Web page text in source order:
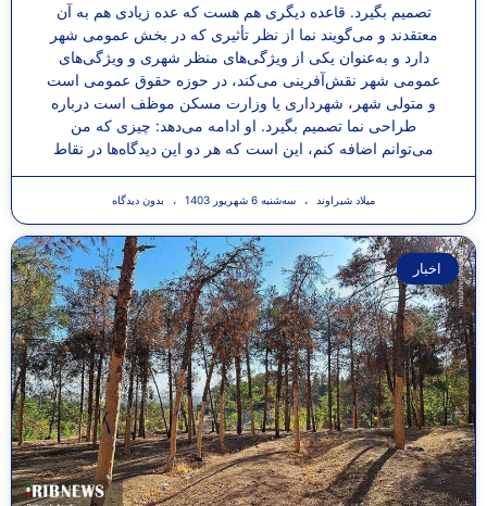
تصمیم بگیرد. قاعده دیگری هم هست که عده زیادی هم به آن
معتقدند و می‌گویند نما از نظر تأثیری که در بخش عمومی شهر
دارد و به‌عنوان یکی از ویژگی‌های منظر شهری و ویژگی‌های
عمومی شهر نقش‌آفرینی می‌کند، در حوزه حقوق عمومی است
و متولی شهر، شهرداری یا وزارت مسکن موظف است درباره
طراحی نما تصمیم بگیرد. او ادامه می‌دهد: چیزی که من
می‌توانم اضافه کنم، این است که هر دو این دیدگاه‌ها در نقاط
میلاد شیراوند سه‌شنبه 6 شهریور 1403 بدون دیدگاه
اخبار